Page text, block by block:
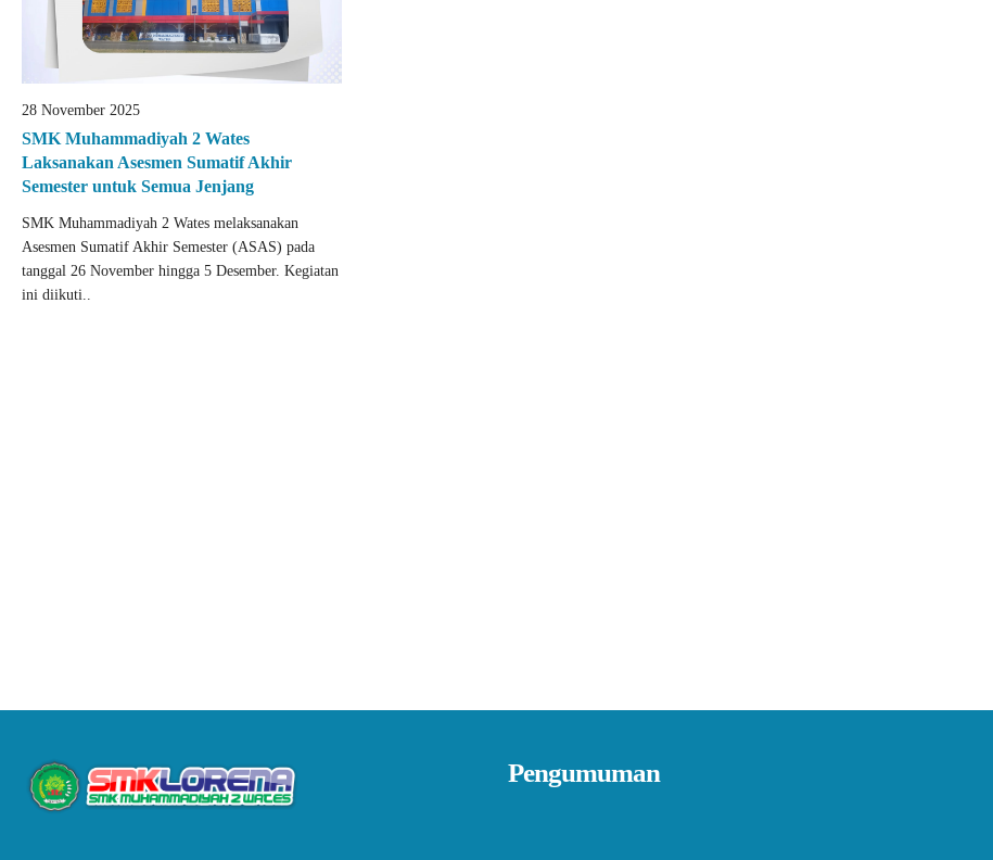
28 November 2025
SMK Muhammadiyah 2 Wates
Laksanakan Asesmen Sumatif Akhir
Semester untuk Semua Jenjang
SMK Muhammadiyah 2 Wates melaksanakan
Asesmen Sumatif Akhir Semester (ASAS) pada
tanggal 26 November hingga 5 Desember. Kegiatan
ini diikuti..
Pengumuman